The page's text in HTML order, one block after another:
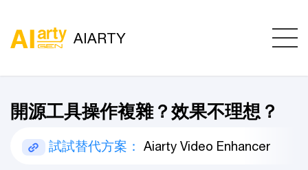
AIARTY
開源工具操作複雜？效果不理想？
試試替代方案： Aiarty Video Enhancer